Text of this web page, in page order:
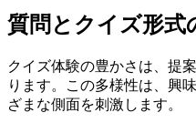
質問とクイズ形式
クイズ体験の豊かさは、提
ります。この多様性は、興
ざまな側面を刺激します。